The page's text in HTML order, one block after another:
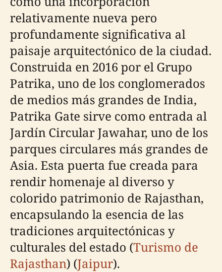
relativamente nueva pero
profundamente significativa al
paisaje arquitectónico de la ciudad.
Construida en 2016 por el Grupo
Patrika, uno de los conglomerados
de medios más grandes de India,
Patrika Gate sirve como entrada al
Jardín Circular Jawahar, uno de los
parques circulares más grandes de
Asia. Esta puerta fue creada para
rendir homenaje al diverso y
colorido patrimonio de Rajasthan,
encapsulando la esencia de las
tradiciones arquitectónicas y
culturales del estado (Turismo de
Rajasthan) (Jaipur).